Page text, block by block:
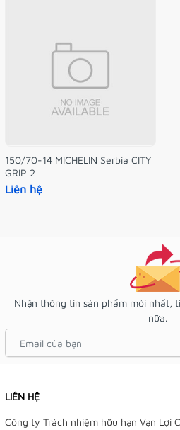
150/70-14 MICHELIN Serbia CITY
GRIP 2
Liên hệ
Nhận thông tin sản phẩm mới nhất,
nữa.
LIÊN HỆ
Công ty Trách nhiệm hữu hạn Vạn Lợi